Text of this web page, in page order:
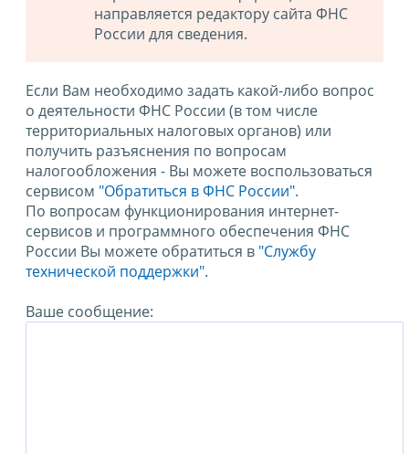
направляется редактору сайта ФНС
России для сведения.
Если Вам необходимо задать какой-либо вопрос
о деятельности ФНС России (в том числе
территориальных налоговых органов) или
получить разъяснения по вопросам
налогообложения - Вы можете воспользоваться
сервисом "Обратиться в ФНС России".
По вопросам функционирования интернет-
сервисов и программного обеспечения ФНС
России Вы можете обратиться в "Службу
технической поддержки".
Ваше сообщение: